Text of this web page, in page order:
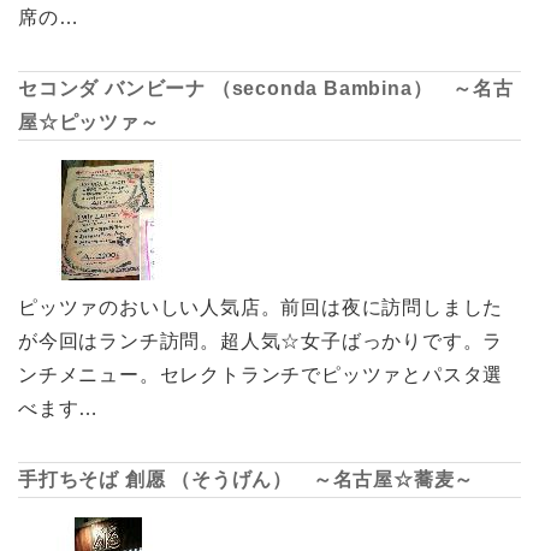
席の…
セコンダ バンビーナ （seconda Bambina） ～名古
屋☆ピッツァ～
ピッツァのおいしい人気店。前回は夜に訪問しました
が今回はランチ訪問。超人気☆女子ばっかりです。ラ
ンチメニュー。セレクトランチでピッツァとパスタ選
べます…
手打ちそば 創愿 （そうげん） ～名古屋☆蕎麦～